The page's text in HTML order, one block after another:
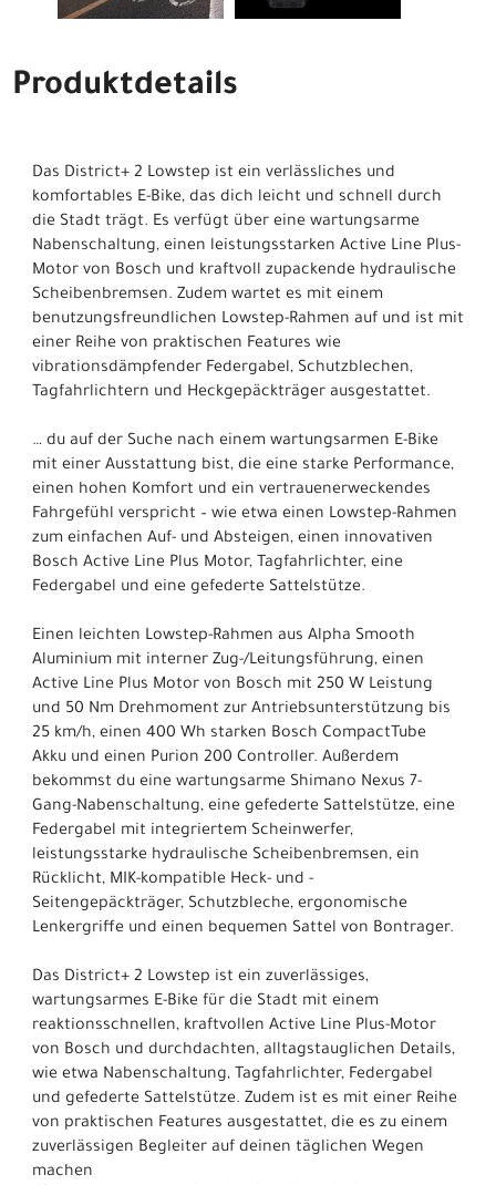
Produktdetails
Das District+ 2 Lowstep ist ein verlässliches und
komfortables E-Bike, das dich leicht und schnell durch
die Stadt trägt. Es verfügt über eine wartungsarme
Nabenschaltung, einen leistungsstarken Active Line Plus-
Motor von Bosch und kraftvoll zupackende hydraulische
Scheibenbremsen. Zudem wartet es mit einem
benutzungsfreundlichen Lowstep-Rahmen auf und ist mit
einer Reihe von praktischen Features wie
vibrationsdämpfender Federgabel, Schutzblechen,
Tagfahrlichtern und Heckgepäckträger ausgestattet.
… du auf der Suche nach einem wartungsarmen E-Bike
mit einer Ausstattung bist, die eine starke Performance,
einen hohen Komfort und ein vertrauenerweckendes
Fahrgefühl verspricht – wie etwa einen Lowstep-Rahmen
zum einfachen Auf- und Absteigen, einen innovativen
Bosch Active Line Plus Motor, Tagfahrlichter, eine
Federgabel und eine gefederte Sattelstütze.
Einen leichten Lowstep-Rahmen aus Alpha Smooth
Aluminium mit interner Zug-/Leitungsführung, einen
Active Line Plus Motor von Bosch mit 250 W Leistung
und 50 Nm Drehmoment zur Antriebsunterstützung bis
25 km/h, einen 400 Wh starken Bosch CompactTube
Akku und einen Purion 200 Controller. Außerdem
bekommst du eine wartungsarme Shimano Nexus 7-
Gang-Nabenschaltung, eine gefederte Sattelstütze, eine
Federgabel mit integriertem Scheinwerfer,
leistungsstarke hydraulische Scheibenbremsen, ein
Rücklicht, MIK-kompatible Heck- und -
Seitengepäckträger, Schutzbleche, ergonomische
Lenkergriffe und einen bequemen Sattel von Bontrager.
Das District+ 2 Lowstep ist ein zuverlässiges,
wartungsarmes E-Bike für die Stadt mit einem
reaktionsschnellen, kraftvollen Active Line Plus-Motor
von Bosch und durchdachten, alltagstauglichen Details,
wie etwa Nabenschaltung, Tagfahrlichter, Federgabel
und gefederte Sattelstütze. Zudem ist es mit einer Reihe
von praktischen Features ausgestattet, die es zu einem
zuverlässigen Begleiter auf deinen täglichen Wegen
machen